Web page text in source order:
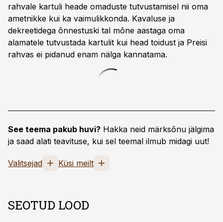
rahvale kartuli heade omaduste tutvustamisel nii oma
ametnikke kui ka vaimulikkonda. Kavaluse ja
dekreetidega õnnestuski tal mõne aastaga oma
alamatele tutvustada kartulit kui head toidust ja Preisi
rahvas ei pidanud enam nälga kannatama.
See teema pakub huvi? Hakka neid märksõnu jälgima
ja saad alati teavituse, kui sel teemal ilmub midagi uut!
Valitsejad Küsi meilt
SEOTUD LOOD